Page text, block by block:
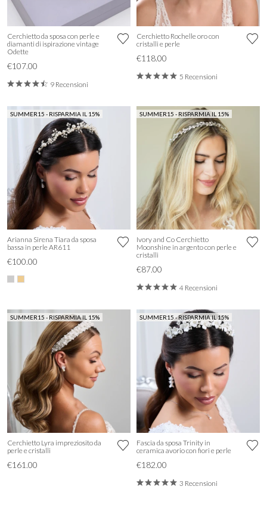
Cerchietto da sposa con perle e
diamanti di ispirazione vintage
Odette
€107.00
9 Recensioni
Cerchietto Rochelle oro con
cristalli e perle
€118.00
5 Recensioni
SUMMER15 - RISPARMIA IL 15%
Arianna Sirena Tiara da sposa
bassa in perle AR611
€100.00
SUMMER15 - RISPARMIA IL 15%
Ivory and Co Cerchietto
Moonshine in argento con perle e
cristalli
€87.00
4 Recensioni
SUMMER15 - RISPARMIA IL 15%
Cerchietto Lyra impreziosito da
perle e cristalli
€161.00
SUMMER15 - RISPARMIA IL 15%
Fascia da sposa Trinity in
ceramica avorio con fiori e perle
€182.00
3 Recensioni